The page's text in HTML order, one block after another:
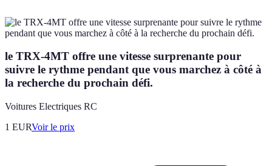
le TRX-4MT offre une vitesse surprenante pour
suivre le rythme pendant que vous marchez à côté à
la recherche du prochain défi.
Voitures Electriques RC
1 EURVoir le prix